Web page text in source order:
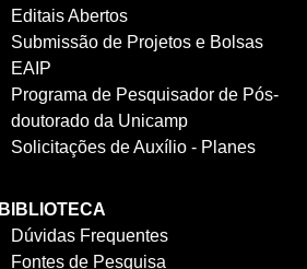
Editais Abertos
Submissão de Projetos e Bolsas
EAIP
Programa de Pesquisador de Pós-
doutorado da Unicamp
Solicitações de Auxílio - Planes
BIBLIOTECA
Dúvidas Frequentes
Fontes de Pesquisa